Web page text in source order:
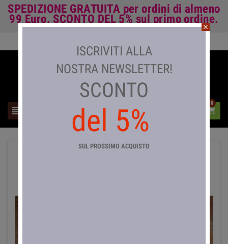
SPEDIZIONE GRATUITA per ordini di almeno
99 Euro. SCONTO DEL 5% sul primo ordine.
 
0
close
ISCRIVITI ALLA
NOSTRA NEWSLETTER!
SCONTO
del 5%
SUL PROSSIMO ACQUISTO